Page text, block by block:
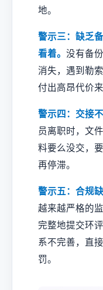
地。
警示三：缺乏
看着。 没有备
消失，遇到勒
付出高昂代价来
警示四：交接
员离职时，文
料要么没交，
再停滞。
警示五：合规
越来越严格的
完整地提交环
系不完善，直
罚。